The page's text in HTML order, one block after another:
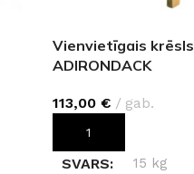
Vienvietīgais krēsls
ADIRONDACK
113,00 € gab.
PIEVIENOT GROZAM
SVARS 15 kg